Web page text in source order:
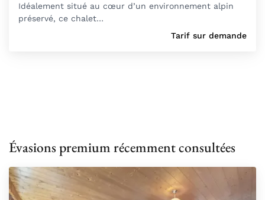
Idéalement situé au cœur d’un environnement alpin
préservé, ce chalet…
Tarif sur demande
Évasions premium récemment consultées